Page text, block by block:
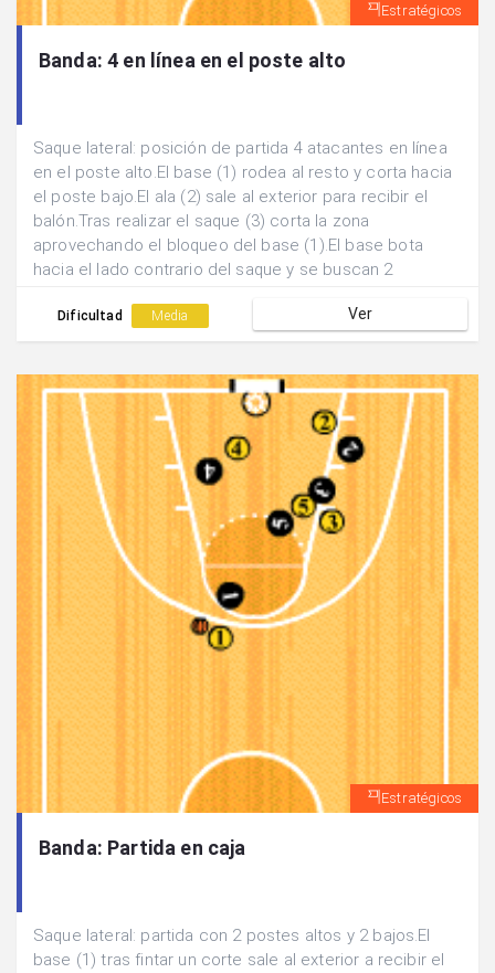
Estratégicos
Banda: 4 en línea en el poste alto
Saque lateral: posición de partida 4 atacantes en línea
en el poste alto.El base (1) rodea al resto y corta hacia
el poste bajo.El ala (2) sale al exterior para recibir el
balón.Tras realizar el saque (3) corta la zona
aprovechando el bloqueo del base (1).El base bota
hacia el lado contrario del saque y se buscan 2
sale y aprovecha el doble bloqueo de (4) y (5). b)pase
interior a (3) a la salida del bloqueo de (2).
Dificultad Media Ver
Estratégicos
Banda: Partida en caja
Saque lateral: partida con 2 postes altos y 2 bajos.El
base (1) tras fintar un corte sale al exterior a recibir el